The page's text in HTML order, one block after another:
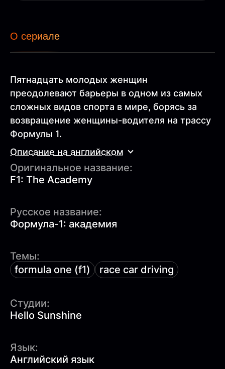
О сериале
Пятнадцать молодых женщин
преодолевают барьеры в одном из самых
сложных видов спорта в мире, борясь за
возвращение женщины-водителя на трассу
Формулы 1.
Описание на английском
Оригинальное название:
F1: The Academy
Русское название:
Формула-1: академия
Темы:
formula one (f1)
race car driving
Студии:
Hello Sunshine
Язык:
Английский язык